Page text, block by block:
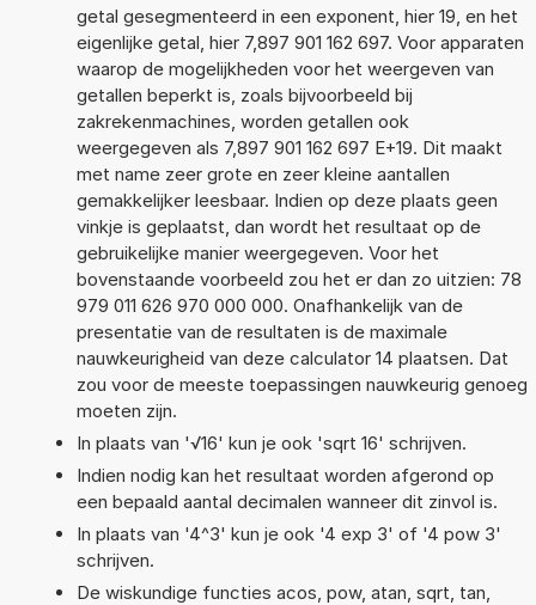
getal gesegmenteerd in een exponent, hier 19, en het
eigenlijke getal, hier 7,897 901 162 697. Voor apparaten
waarop de mogelijkheden voor het weergeven van
getallen beperkt is, zoals bijvoorbeeld bij
zakrekenmachines, worden getallen ook
weergegeven als 7,897 901 162 697 E+19. Dit maakt
met name zeer grote en zeer kleine aantallen
gemakkelijker leesbaar. Indien op deze plaats geen
vinkje is geplaatst, dan wordt het resultaat op de
gebruikelijke manier weergegeven. Voor het
bovenstaande voorbeeld zou het er dan zo uitzien: 78
979 011 626 970 000 000. Onafhankelijk van de
presentatie van de resultaten is de maximale
nauwkeurigheid van deze calculator 14 plaatsen. Dat
zou voor de meeste toepassingen nauwkeurig genoeg
moeten zijn.
In plaats van '√16' kun je ook 'sqrt 16' schrijven.
Indien nodig kan het resultaat worden afgerond op
een bepaald aantal decimalen wanneer dit zinvol is.
In plaats van '4^3' kun je ook '4 exp 3' of '4 pow 3'
schrijven.
De wiskundige functies acos, pow, atan, sqrt, tan,